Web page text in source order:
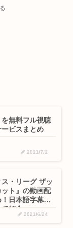
無料フル視聴
ビスまとめ
2021/7/2
・リーグ ザッ
ト』の動画配
日本語字幕・
紹介
2021/6/24